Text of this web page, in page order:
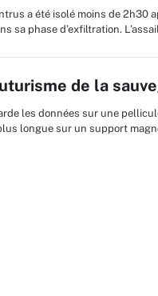
a été isolé moins de
sa phase d’exfiltration.
de la
les données sur une
longue sur un support